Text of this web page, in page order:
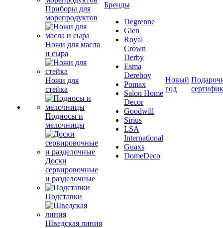
Приборы для
морепродуктов
Ножи для масла
и сыра
Ножи для
стейка
Подносы и
мелочницы
Доски
сервировочные
и разделочные
Подставки
Шведская линия
Бренды
Degrenne
Gien
Royal
Crown
Derby
Esma
Dereboy
Pomax
Salon Home
Decor
Goodwill
Sirius
LSA
International
Guaxs
DomeDeco
Новый
год